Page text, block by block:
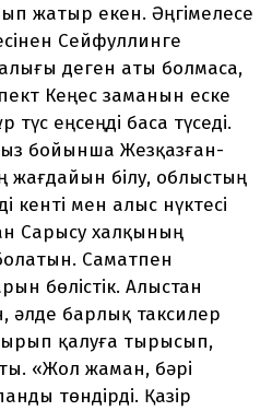
жатыр екен. Әңгімелесе
Сейфуллинге
деген аты болмаса,
Кеңес заманын еске
еңсеңді баса түседі.
бойынша Жезқазған-
жағдайын білу, облыстың
кенті мен алыс нүктесі
Сарысу халқының
Саматпен
бөлістік. Алыстан
әлде барлық таксилер
қалуға тырысып,
«Жол жаман, бәрі
төндірді. Қазір